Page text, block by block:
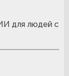
для людей с